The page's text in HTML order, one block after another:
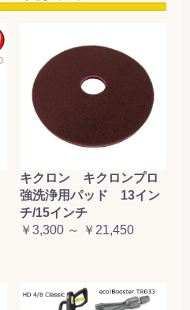
キクロン キクロンプロ
強洗浄用パッド 13イン
チ/15インチ
￥3,300 ～ ￥21,450